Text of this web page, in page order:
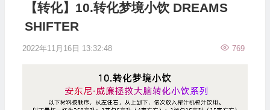
【转化】10.转化梦境小饮 DREAMS
SHIFTER
2022年11月16日 13:32:48 769